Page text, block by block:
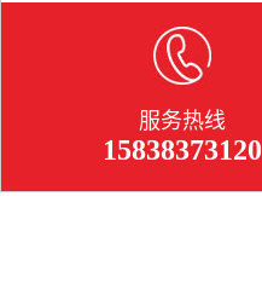
服务热线
15838373120